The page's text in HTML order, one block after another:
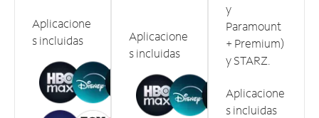
Aplicacione
s incluidas
Aplicacione
s incluidas
y
Paramount
+ Premium)
y STARZ.
Aplicacione
s incluidas